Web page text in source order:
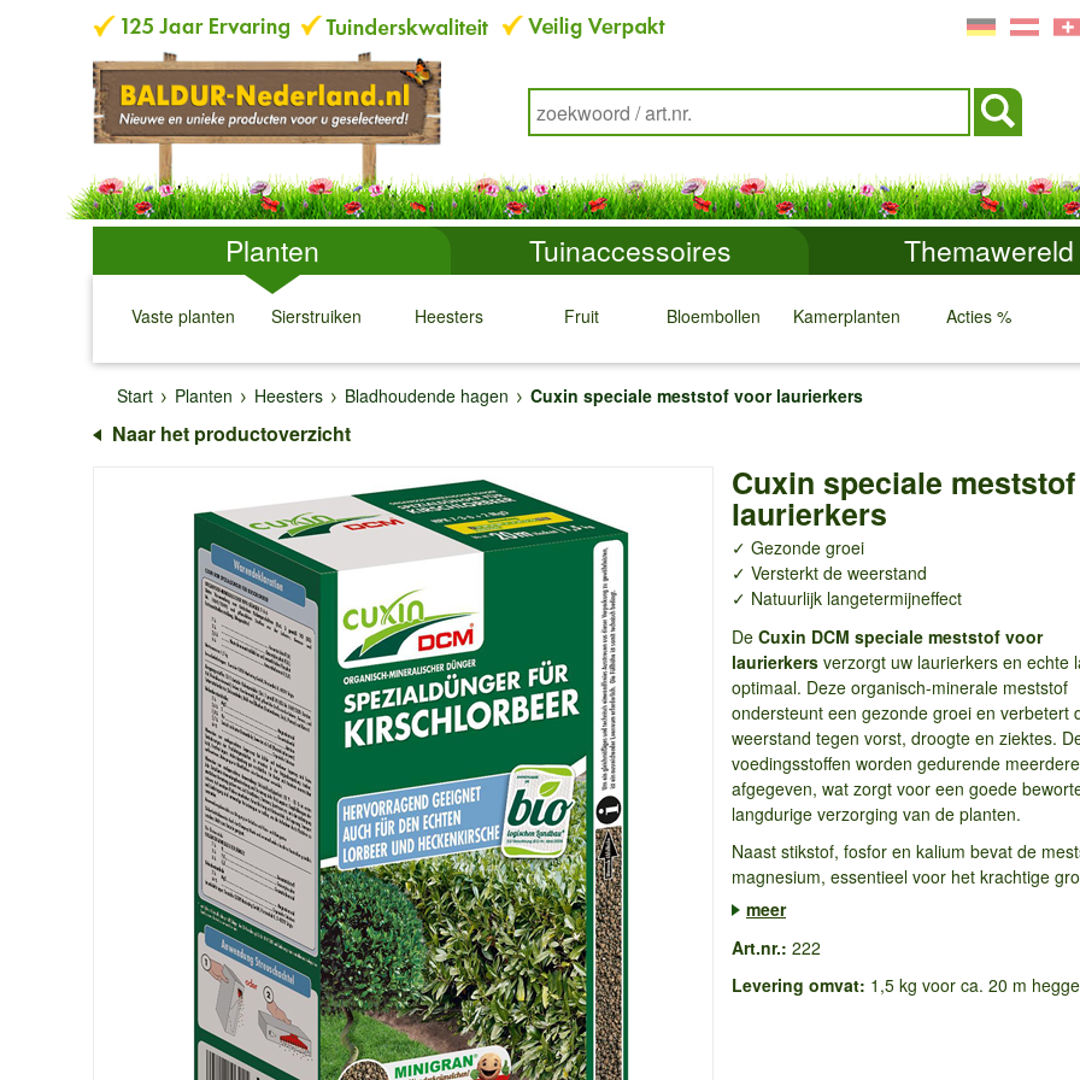
Planten Tuinaccessoires Themawereld
Vaste planten
↓
Sierstruiken
↓
Heesters
↓
Fruit
↓
Bloembollen
↓
Kamerplanten
↓
Acties %
↓ ↓
Start
Planten Heesters Bladhoudende hagen Cuxin speciale meststof voor laurierkers
Naar het productoverzicht
Cuxin speciale
laurierkers
✓ Gezonde groei
✓ Versterkt de weerstand
✓ Natuurlijk langetermijneffect
De Cuxin DCM speciale meststof voor
laurierkersverzorgt uw laurierkers en echte
optimaal. Deze organisch-minerale meststof
ondersteunt een gezonde groei en verbetert
weerstand tegen vorst, droogte en ziektes.
voedingsstoffen worden gedurende
afgegeven, wat zorgt voor een goede
langdurige verzorging van de planten.
Naast stikstof, fosfor en kalium bevat de
magnesium, essentieel voor het krachtige
meer
Art.nr.: 222
Levering omvat: 1,5 kg voor ca. 20 m